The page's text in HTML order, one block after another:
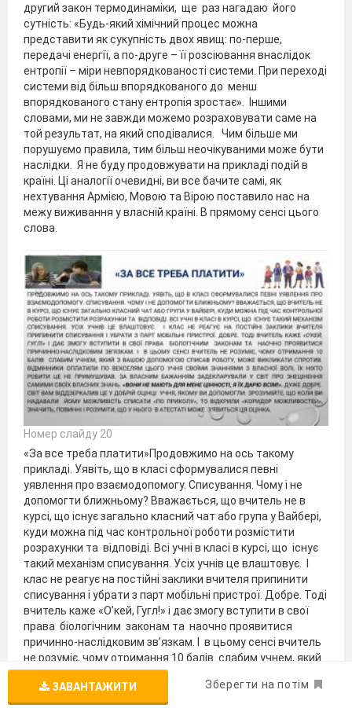
другий закон термодинаміки, ще раз нагадаю його
сутність: «Будь-який хімічний процес можна
представити як сукупність двох явищ: по-перше,
передачі енергії, а по-друге – її розсіювання внаслідок
ентропії – міри невпорядкованості системи. При переході
системи від більш впорядкованого до менш
впорядкованого стану ентропія зростає». Іншими
словами, ми не завжди можемо розраховувати саме на
той результат, на який сподівалися. Чим більше ми
порушуємо правила, тим більш неочікуваними може бути
наслідки. Я не буду продовжувати на прикладі подій в
країні. Ці аналогії очевидні, ви все бачите самі, як
нехтування Армією, Мовою та Вірою поставило нас на
межу виживання у власній країні. В прямому сенсі цього
слова.
Номер слайду 20
«За все треба платити»Продовжимо на ось такому
прикладі. Уявіть, що в класі сформувалися певні
уявлення про взаємодопомогу. Списування. Чому і не
допомогти ближньому? Вважається, що вчитель не в
курсі, що існує загально класний чат або група у Вайбері,
куди можна під час контрольної роботи розмістити
розрахунки та відповіді. Всі учні в класі в курсі, що існує
такий механізм списування. Усіх учнів це влаштовує. І
клас не реагує на постійні заклики вчителя припинити
списування і убрати з парт мобільні пристрої. Добре. Тоді
вчитель каже «О’кей, Гугл!» і дає змогу вступити в свої
права біологічним законам та наочно проявитися
причинно-наслідковим зв’язкам. І в цьому сенсі вчитель
не розуміє, чому отримання 10 балів слабим учнем, який
з вашою допомогою списав роботу, може викликати
спротив. Відмінники оплатили по векселям цього учня
своїми знаннями з власної волі, їх ніхто робити це не
ЗАВАНТАЖИТИ Зберегти на потім